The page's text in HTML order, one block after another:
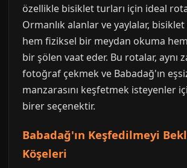
özellikle bisiklet turları için ideal
Ormanlık alanlar ve yaylalar,
hem fiziksel bir meydan okuma
bir şölen vaat eder. Bu rotalar, aynı
fotoğraf çekmek ve Babadağ'ın
manzarasını keşfetmek isteyenler
birer seçenektir.
Babadağ'ın Keşfedilmeyi
Köşeleri